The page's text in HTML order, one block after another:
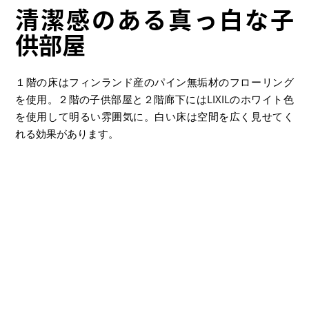
清潔感のある真っ白な子
供部屋
１階の床はフィンランド産のパイン無垢材のフローリング
を使用。２階の子供部屋と２階廊下にはLIXILのホワイト色
を使用して明るい雰囲気に。白い床は空間を広く見せてく
れる効果があります。